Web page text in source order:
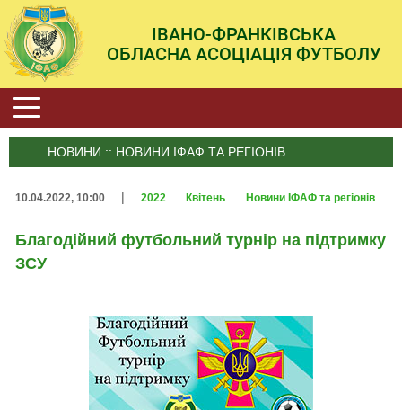
ІВАНО-ФРАНКІВСЬКА
ОБЛАСНА АСОЦІАЦІЯ ФУТБОЛУ
НОВИНИ :: НОВИНИ ІФАФ ТА РЕГІОНІВ
10.04.2022, 10:00 | 2022 Квітень Новини ІФАФ та регіонів
Благодійний футбольний турнір на підтримку
ЗСУ